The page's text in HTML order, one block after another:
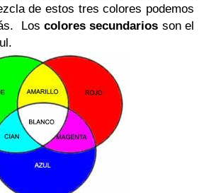
de estos tres colores podemos
Los colores secundarios son el